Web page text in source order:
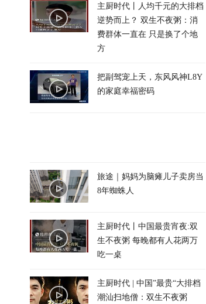
主厨时代丨人均千元的大排档
逆势而上？ 双生不夜粥：消
费群体一直在 只是换了个地
方
把副驾宠上天，东风风神L8Y
的家庭幸福密码
旅途｜妈妈为脑瘫儿子卖房当
8年蜘蛛人
主厨时代丨中国最贵宵夜:双
生不夜粥 每晚都有人花两万
吃一桌
主厨时代 | 中国”最贵“大排档
潮汕扫地僧：双生不夜粥